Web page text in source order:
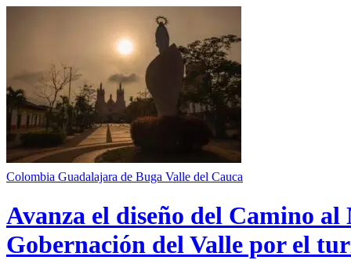
Colombia Guadalajara de Buga Valle del Cauca
Avanza el diseño del Camino
Gobernación del Valle por el